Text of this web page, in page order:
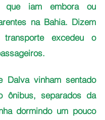
que iam embora ou
na Bahia. Dizem
excedeu o
Dalva vinham sentado
ônibus, separados da
dormindo um pouco